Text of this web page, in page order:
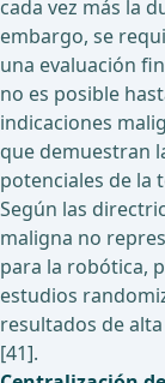
cada vez más la
embargo, se
una evaluación
no es posible
indicaciones
que demuestran
potenciales de la
Según las
maligna no
para la robótica,
estudios
resultados de
[41].